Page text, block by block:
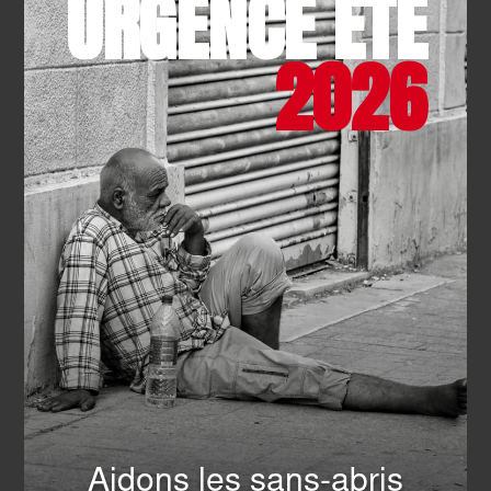
SOLIDARITÉ- 22.07.2026
Camp des jeunes : handicap et
fraternité
EN SAVOIR PLUS
TOUTES LES ACTUALITÉS
URGENCE ÉTÉ
2026
Aidons les sans-abris